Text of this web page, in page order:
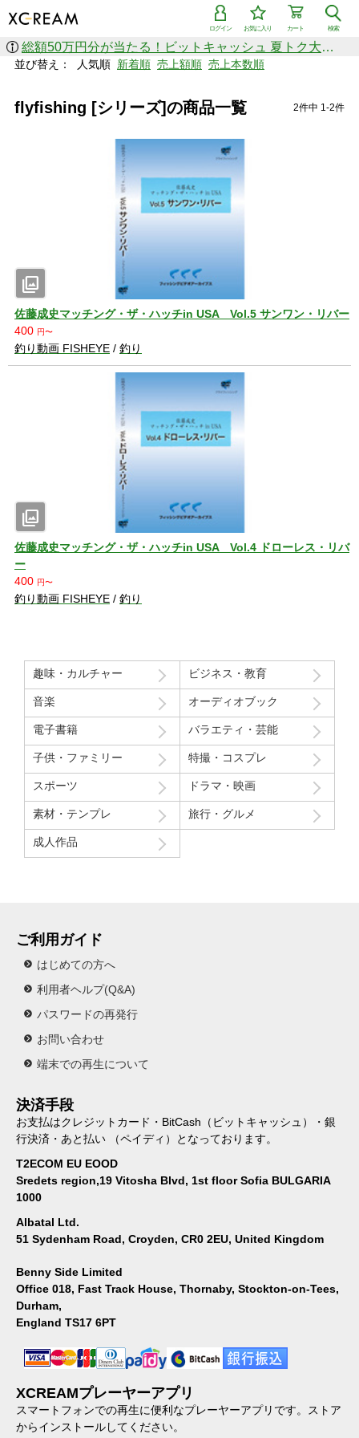
検索
カート
お気に入り
ログイン
総額50万円分が当たる！ビットキャッシュ 夏トク大感謝祭
並び替え： 人気順 新着順 売上額順 売上本数順
flyfishing [シリーズ]の商品一覧 2件中 1-2件
photo_library
佐藤成史マッチング・ザ・ハッチin USA Vol.5 サンワン・リバー
400 円〜
釣り動画 FISHEYE / 釣り
photo_library
佐藤成史マッチング・ザ・ハッチin USA Vol.4 ドローレス・リバ
ー
400 円〜
釣り動画 FISHEYE / 釣り
趣味・カルチャー ビジネス・教育
音楽 オーディオブック
電子書籍 バラエティ・芸能
子供・ファミリー 特撮・コスプレ
スポーツ ドラマ・映画
素材・テンプレ 旅行・グルメ
成人作品
ご利用ガイド
はじめての方へ
利用者ヘルプ(Q&A)
パスワードの再発行
お問い合わせ
端末での再生について
決済手段
お支払はクレジットカード・BitCash（ビットキャッシュ）・銀
行決済・あと払い （ペイディ）となっております。
T2ECOM EU EOOD
Sredets region,19 Vitosha Blvd, 1st floor Sofia BULGARIA
1000
Albatal Ltd.
51 Sydenham Road, Croyden, CR0 2EU, United Kingdom
Benny Side Limited
Office 018, Fast Track House, Thornaby, Stockton-on-Tees,
Durham,
England TS17 6PT
XCREAMプレーヤーアプリ
スマートフォンでの再生に便利なプレーヤーアプリです。ストア
からインストールしてください。